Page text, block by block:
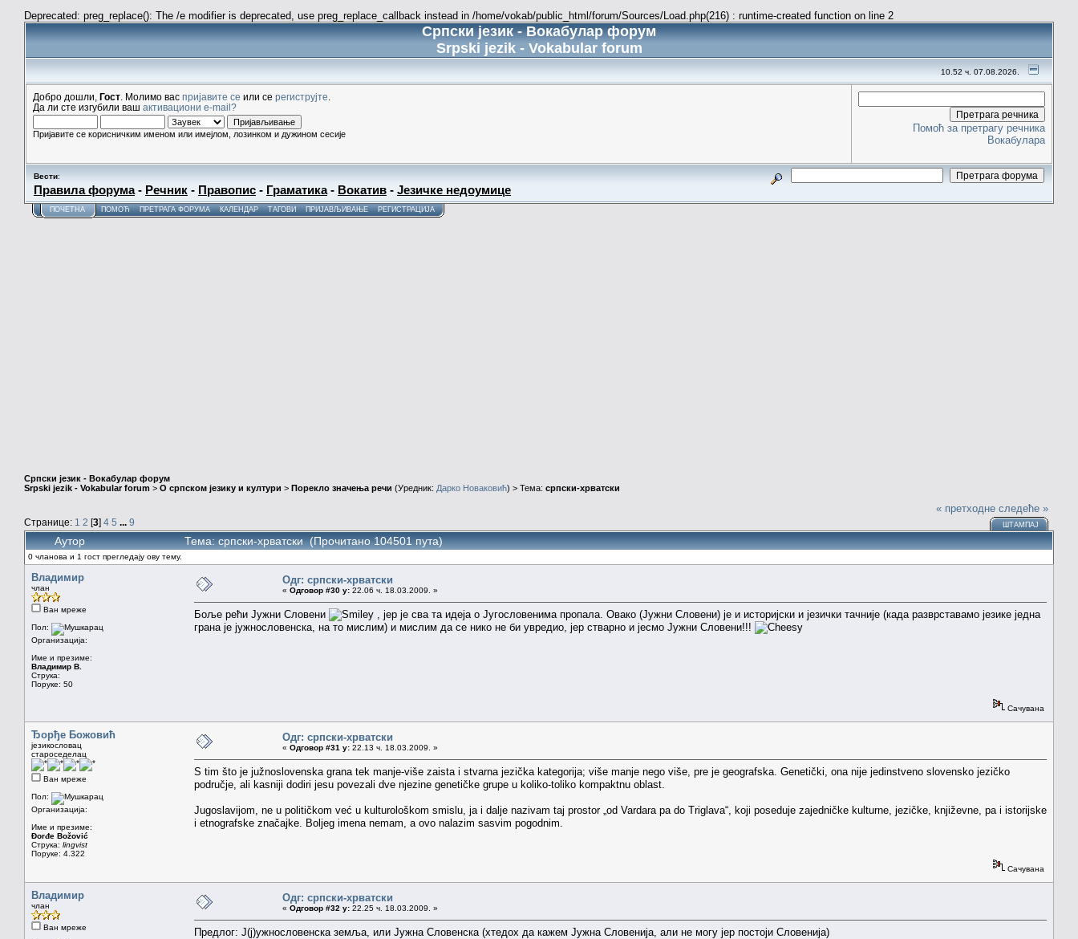
Deprecated: preg_replace(): The /e modifier is deprecated, use preg_replace_callback instead in /home/vokab/public_html/forum/Sources/Load.php(216) : runtime-created function on line 2
Српски језик - Вокабулар форум
Srpski jezik - Vokabular forum
10.52 ч. 07.08.2026.
Добро дошли, Гост . Молимо вас пријавите се или се региструјте
Да ли сте изгубили ваш активациони e-mail?
Пријавите се корисничким именом или имејлом, лозинком и дужином сесије
Помоћ за претрагу речника
Вокабулара
Вести:
Правила форума- Речник - Правопис - Граматика- Вокатив - Језичке недоумице
ПОЧЕТНА ПОМОЋ ПРЕТРАГА ФОРУМА КАЛЕНДАР ТАГОВИ ПРИЈАВЉИВАЊЕ РЕГИСТРАЦИЈА
Српски језик - Вокабулар форум
Srpski jezik - Vokabular forum > О српском језику и култури > Порекло значења речи (Уредник: Дарко Новаковић) > Тема: српски-хрватски
Странице: 1 2 [3] 4 5 ... 9
« претходне следеће »
ШТАМПАЈ
Аутор Тема: српски-хрватски (Прочитано 104501 пута)
0 чланова и 1 гост прегледају ову тему.
Владимир
члан
Ван мреже
Пол:
Организација:
Име и презиме:
Владимир В.
Струка:
Поруке: 50
Одг: српски-хрватски
« Одговор #30 у: 22.06 ч. 18.03.2009. »
Боље рећи Јужни Словени
, јер је сва та идеја о Југословенима пропала. Овако (Јужни Словени) је и историјски и језички тачније (када разврставамо језике једна
грана је јужнословенска, на то мислим) и мислим да се нико не би увредио, јер стварно и јесмо Јужни Словени!!!
Сачувана
Ђорђе Божовић
језикословац
староседелац
Ван мреже
Пол:
Организација:
Име и презиме:
Đorđe Božović
Струка: lingvist
Поруке: 4.322
Одг: српски-хрватски
« Одговор #31 у: 22.13 ч. 18.03.2009. »
S tim što je južnoslovenska grana tek manje-više zaista i stvarna jezička kategorija; više manje nego više, pre je geografska. Genetički, ona nije jedinstveno slovensko jezičko
područje, ali kasniji dodiri jesu povezali dve njezine genetičke grupe u koliko-toliko kompaktnu oblast.
Jugoslavijom, ne u političkom već u kulturološkom smislu, ja i dalje nazivam taj prostor „od Vardara pa do Triglava“, koji poseduje zajedničke kulturne, jezičke, književne, pa i istorijske
i etnografske značajke. Boljeg imena nemam, a ovo nalazim sasvim pogodnim.
Сачувана
Владимир
члан
Ван мреже
Одг: српски-хрватски
« Одговор #32 у: 22.25 ч. 18.03.2009. »
Предлог: Ј(ј)ужнословенска земља, или Јужна Словенска (хтедох да кажем Јужна Словенија, али не могу јер постоји Словенија)